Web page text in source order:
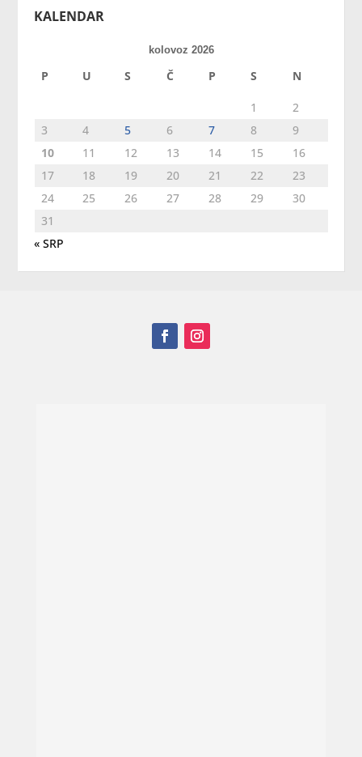
KALENDAR
kolovoz 2026
P U S Č P S N
1
2
3
4 5 6 7 8
9
10
11 12 13 14 15
16
17
18 19 20 21 22
23
24
25 26 27 28 29
30
31
« SRP